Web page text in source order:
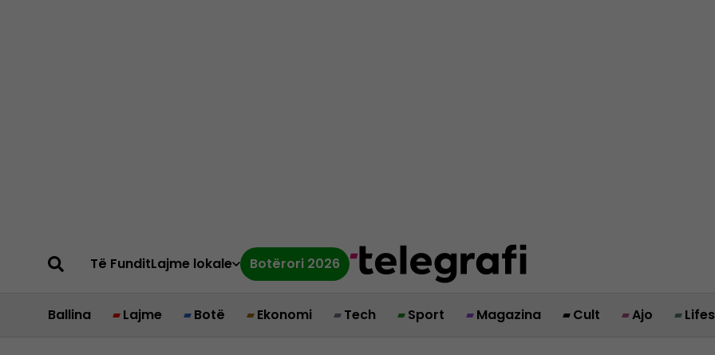
Të FunditLajme lokale Botërori 2026
Ballina Lajme Botë Ekonomi Tech Sport Magazina Cult Ajo